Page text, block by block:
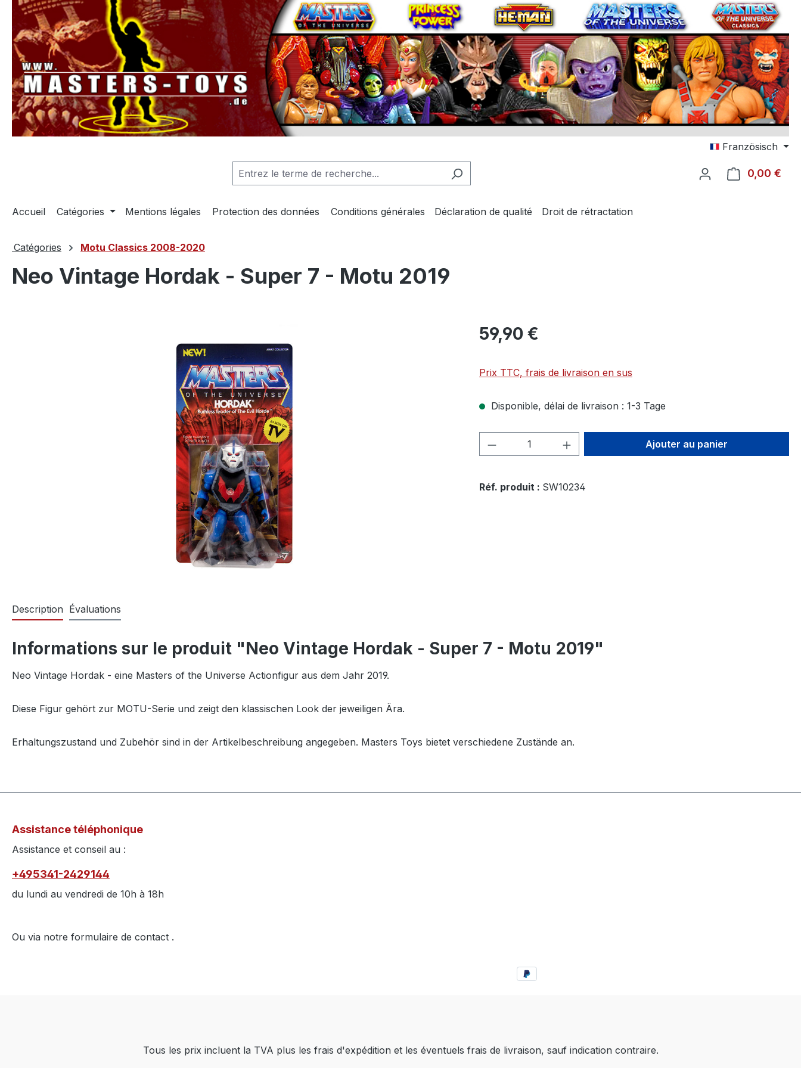
Passer à la navigation principale
Französisch
0,00 €
Accueil Catégories Mentions légales Protection des données Conditions générales Déclaration de qualité Droit de rétractation
Catégories Motu Classics 2008-2020
Neo Vintage Hordak - Super 7 - Motu 2019
59,90 €
Prix TTC, frais de livraison en sus
Disponible, délai de livraison : 1-3 Tage
Quantité de produit : Entrez la quantité
Ajouter au panier
Réf. produit : SW10234
Description Évaluations
Informations sur le produit "Neo Vintage Hordak - Super 7 - Motu 2019"
Neo Vintage Hordak - eine Masters of the Universe Actionfigur aus dem Jahr 2019.
Diese Figur gehört zur MOTU-Serie und zeigt den klassischen Look der jeweiligen Ära.
Erhaltungszustand und Zubehör sind in der Artikelbeschreibung angegeben. Masters Toys bietet verschiedene Zustände an.
Assistance téléphonique
Assistance et conseil au :
+495341-2429144
du lundi au vendredi de 10h à 18h
Ou via notre formulaire de contact .
Tous les prix incluent la TVA plus les frais d'expédition et les éventuels frais de livraison, sauf indication contraire.